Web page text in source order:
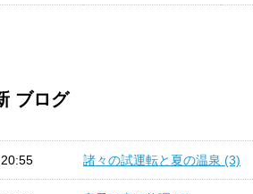
ブログ
諸々の試運転と夏の温泉 (3)